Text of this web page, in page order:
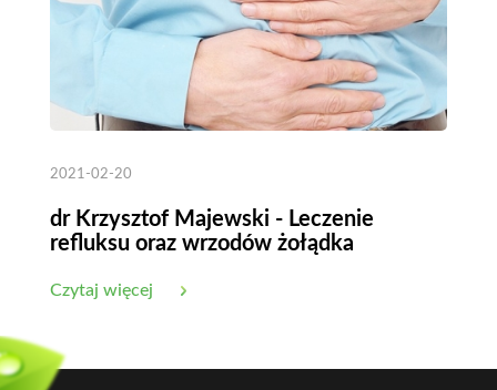
2021-02-20
dr Krzysztof Majewski - Leczenie
refluksu oraz wrzodów żołądka
Czytaj więcej